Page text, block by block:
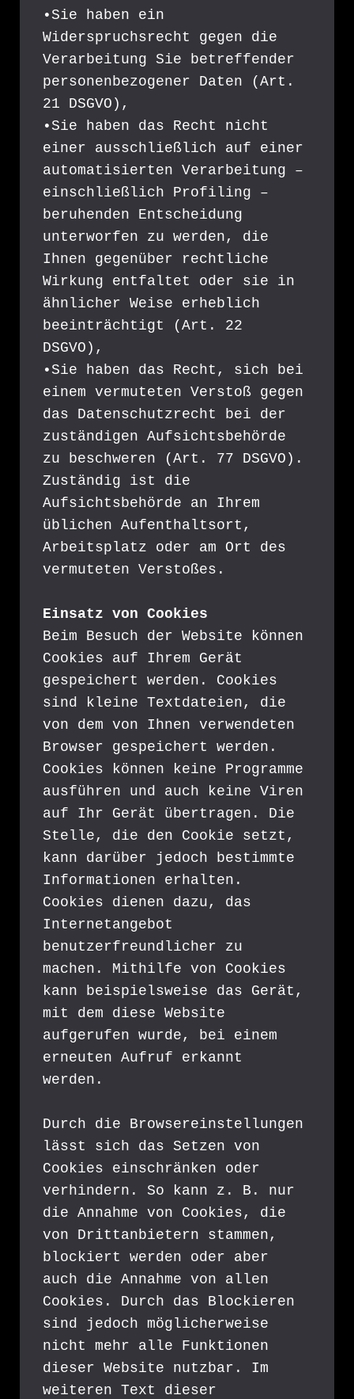
•Sie haben ein
Widerspruchsrecht gegen die
Verarbeitung Sie betreffender
personenbezogener Daten (Art.
21 DSGVO),
•Sie haben das Recht nicht
einer ausschließlich auf einer
automatisierten Verarbeitung –
einschließlich Profiling –
beruhenden Entscheidung
unterworfen zu werden, die
Ihnen gegenüber rechtliche
Wirkung entfaltet oder sie in
ähnlicher Weise erheblich
beeinträchtigt (Art. 22
DSGVO),
•Sie haben das Recht, sich bei
einem vermuteten Verstoß gegen
das Datenschutzrecht bei der
zuständigen Aufsichtsbehörde
zu beschweren (Art. 77 DSGVO).
Zuständig ist die
Aufsichtsbehörde an Ihrem
üblichen Aufenthaltsort,
Arbeitsplatz oder am Ort des
vermuteten Verstoßes.
Einsatz von Cookies
Beim Besuch der Website können
Cookies auf Ihrem Gerät
gespeichert werden. Cookies
sind kleine Textdateien, die
von dem von Ihnen verwendeten
Browser gespeichert werden.
Cookies können keine Programme
ausführen und auch keine Viren
auf Ihr Gerät übertragen. Die
Stelle, die den Cookie setzt,
kann darüber jedoch bestimmte
Informationen erhalten.
Cookies dienen dazu, das
Internetangebot
benutzerfreundlicher zu
machen. Mithilfe von Cookies
kann beispielsweise das Gerät,
mit dem diese Website
aufgerufen wurde, bei einem
erneuten Aufruf erkannt
werden.
Durch die Browsereinstellungen
lässt sich das Setzen von
Cookies einschränken oder
verhindern. So kann z. B. nur
die Annahme von Cookies, die
von Drittanbietern stammen,
blockiert werden oder aber
auch die Annahme von allen
Cookies. Durch das Blockieren
sind jedoch möglicherweise
nicht mehr alle Funktionen
dieser Website nutzbar. Im
weiteren Text dieser